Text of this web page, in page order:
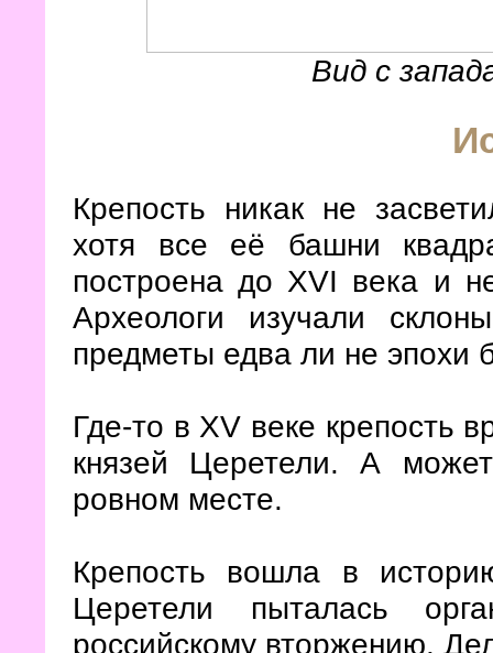
Вид с
Крепость никак не
хотя все её башни
построена до XVI века и
Археологи изучали
предметы едва ли не эпохи
Где-то в XV веке крепость
князей Церетели. А
ровном месте.
Крепость вошла в
Церетели пыталась
российскому вторжению.